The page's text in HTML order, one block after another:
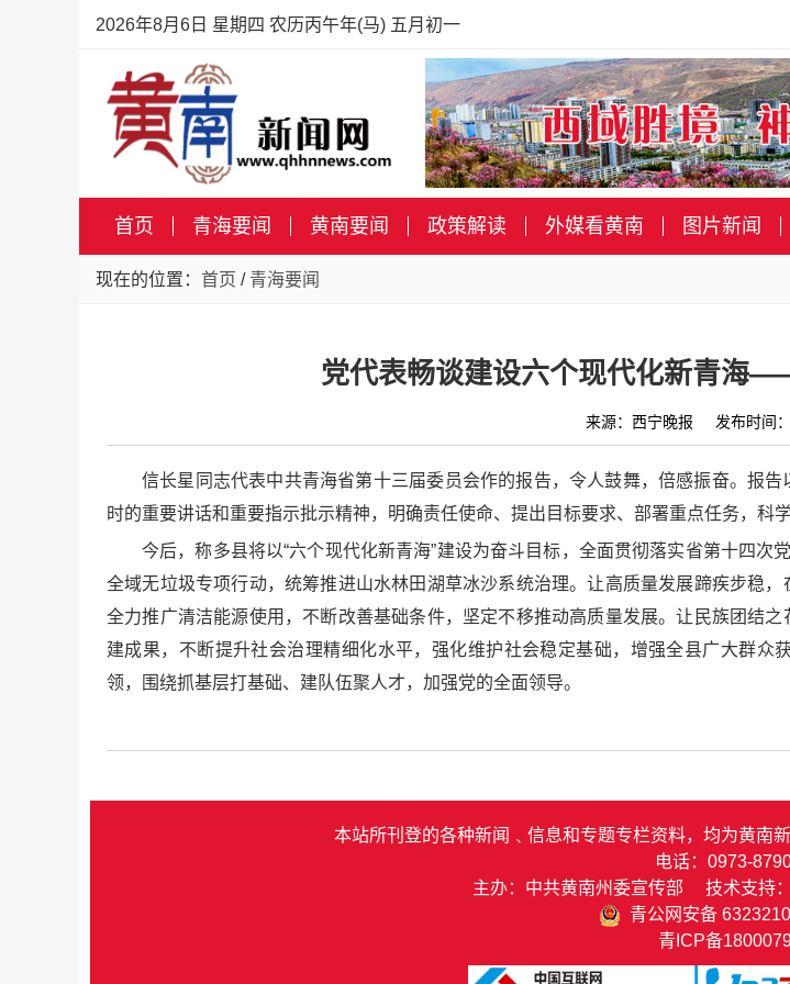
2026年8月6日 星期四 农历丙午年(马) 五月初一
首页 青海要闻 黄南要闻 政策解读 外媒看黄南 图片新闻
现在的位置： 首页 / 青海要闻
党代表畅谈建设六个现代化新青海
来源：西宁晚报 发布时间
信长星同志代表中共青海省第十三届委员会作的报告，令人鼓舞，倍感振奋。报
时的重要讲话和重要指示批示精神，明确责任使命、提出目标要求、部署重点任务，科
今后，称多县将以“六个现代化新青海”建设为奋斗目标，全面贯彻落实省第十四
全域无垃圾专项行动，统筹推进山水林田湖草冰沙系统治理。让高质量发展蹄疾步稳
全力推广清洁能源使用，不断改善基础条件，坚定不移推动高质量发展。让民族团结
建成果，不断提升社会治理精细化水平，强化维护社会稳定基础，增强全县广大群众
领，围绕抓基层打基础、建队伍聚人才，加强党的全面领导。
本站所刊登的各种新闻﹑信息和专题专栏资料，均为黄南
电话：0973-
主办：中共黄南州委宣传部 技术支持
青公网安备
青ICP备